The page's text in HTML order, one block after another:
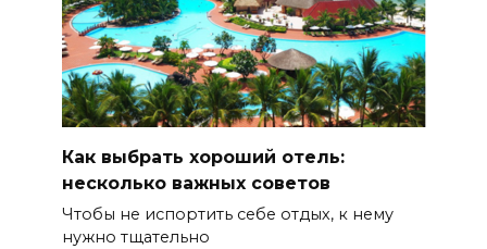
Как выбрать хороший отель:
несколько важных советов
Чтобы не испортить себе отдых, к нему
нужно тщательно